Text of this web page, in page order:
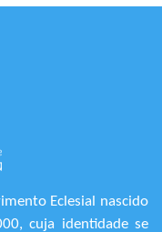
Eclesial nascido
cuja identidade se